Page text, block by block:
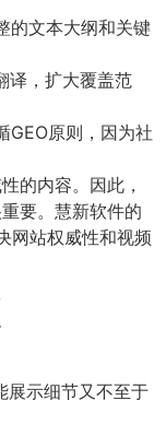
的文本大纲和关键
译，扩大覆盖范
GEO原则，因为社
的内容。因此，
要。慧新软件的
网站权威性和视频
展示细节又不至于